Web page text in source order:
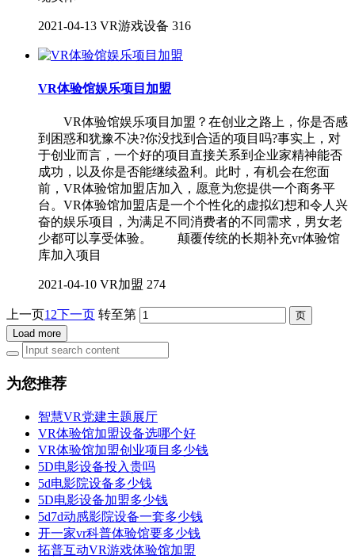
2021-04-13 VR游戏设备 316
VR体验馆娱乐项目加盟
VR体验馆娱乐项目加盟？在创业之路上，你是否感
到困惑和犹豫不决?你没找到合适的项目吗?事实上，对
于创业而言，一个好的项目直接关系到企业家精神能否
成功，以及你是否能继续盈利。此时，有机会在您面
前，VR体验馆加盟店加入，愿意为您提供一个商务平
台。VR体验馆加盟店是一个个性化的虚拟幻想和令人兴
奋的娱乐项目，为满足不同消费者的不同需求，男女老
少都可以享受体验。 颠覆传统的长期补充vr体验馆
库加入项目
2021-04-10 VR加盟 274
上一页1 2下一页 转至第
Load more
为您推荐
智慧VR党建主题展厅
VR体验馆加盟设备选哪个好
VR体验馆加盟创业项目多少钱
5D电影设备投入贵吗
5d电影院设备多少钱
5D电影设备加盟多少钱
5d7d动感影院设备一套多少钱
开一家vr科普体验馆要多少钱
拓普互动VR游戏体验馆加盟